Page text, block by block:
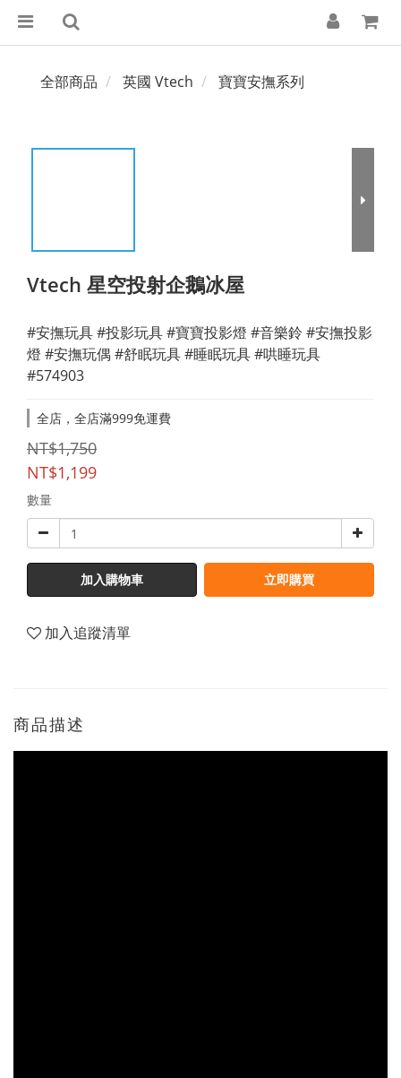
全部商品 英國 Vtech 寶寶安撫系列
Vtech 星空投射企鵝冰屋
#安撫玩具 #投影玩具 #寶寶投影燈 #音樂鈴 #安撫投影
燈 #安撫玩偶 #舒眠玩具 #睡眠玩具 #哄睡玩具
#574903
全店，全店滿999免運費
NT$1,750
NT$1,199
數量
加入購物車 立即購買
加入追蹤清單
商品描述